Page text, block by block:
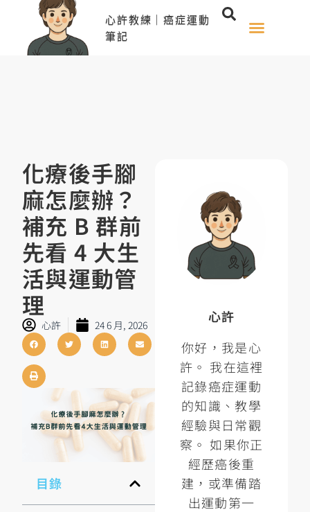
心許教練｜癌症運動
筆記
化療後手腳
麻怎麼辦？
補充 B 群前
先看 4 大生
活與運動管
理
心許 24 6 月, 2026
目錄
心許
你好，我是心
許。 我在這裡
記錄癌症運動
的知識、教學
經驗與日常觀
察。 如果你正
經歷癌後重
建，或準備踏
出運動第一